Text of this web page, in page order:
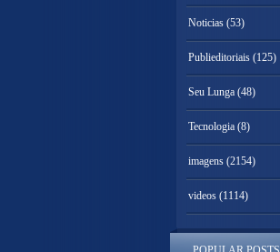
Noticias (53)
Publieditoriais (125)
Seu Lunga (48)
Tecnologia (8)
imagens (2154)
videos (1114)